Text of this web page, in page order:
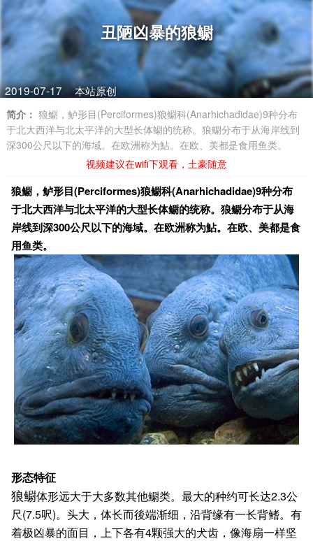
丑陋凶暴的狼鳚
2019-07-17 本站原创
简介： 狼鳚，鲈形目(Perciformes)狼鳚科(Anarhichadidae)9种分布
于北大西洋与北太平洋的大型长体鳚的统称。狼鳚分布于从海岸线到
深300公尺以下的海域。在欧洲称为鮎。在欧、美都是食用鱼类。
视频建议在wifi下观看，土豪随意
狼鳚，鲈形目(Perciformes)狼鳚科(Anarhichadidae)9种分布
于北大西洋与北太平洋的大型长体鳚的统称。 狼鳚分布于从海
岸线到深300公尺以下的海域。 在欧洲称为鮎。 在欧、美都是食
用鱼类。
形态特征
狼鳚体形远大于大多数其他鳚类。最大的种约可长达2.3公
尺(7.5呎)。头大，体长而後端渐细，沿背缘有一长背鳍。有
着极凶暴的面目，上下各有4颗强大的犬齿，像海扇一样坚